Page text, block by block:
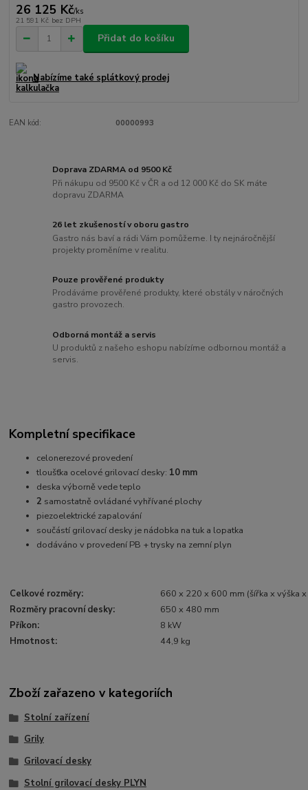
26 125 Kč/ks
21 591 Kč bez DPH
Přidat do košíku
Nabízíme také splátkový prodej
EAN kód: 00000993
Doprava ZDARMA od 9500 Kč
Při nákupu od 9500 Kč v ČR a od 12 000 Kč do SK máte
dopravu ZDARMA
26 let zkušeností v oboru gastro
Gastro nás baví a rádi Vám pomůžeme. I ty nejnáročnější
projekty proměníme v realitu.
Pouze prověřené produkty
Prodáváme prověřené produkty, které obstály v náročných
gastro provozech.
Odborná montáž a servis
U produktů z našeho eshopu nabízíme odbornou montáž a
servis.
Kompletní specifikace
celonerezové provedení
tloušťka ocelové grilovací desky: 10 mm
deska výborně vede teplo
2 samostatně ovládané vyhřívané plochy
piezoelektrické zapalování
součástí grilovací desky je nádobka na tuk a lopatka
dodáváno v provedení PB + trysky na zemní plyn
Celkové rozměry:
660 x 220 x 600 mm (šířka x výška
Rozměry pracovní desky:
650 x 480 mm
Příkon:
8 kW
Hmotnost:
44,9 kg
Zboží zařazeno v kategoriích
Stolní zařízení
Grily
Grilovací desky
Stolní grilovací desky PLYN